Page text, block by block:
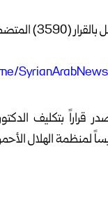
كما أصدرت